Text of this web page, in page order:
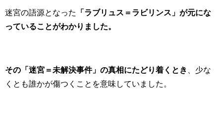
迷宮の語源となった
「ラブリュス＝ラビリンス」が元にな
っていることがわかりました。
その「迷宮＝未解決事件」の真相にたどり着くとき
、少な
くとも誰かが傷つくことを意味していました。